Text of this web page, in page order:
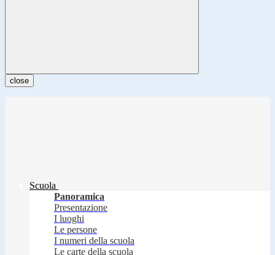
close
Scuola
Panoramica
Presentazione
I luoghi
Le persone
I numeri della scuola
Le carte della scuola